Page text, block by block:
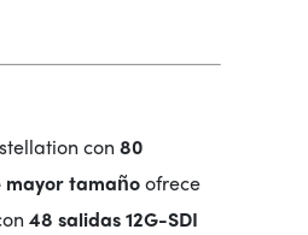
con 80
mayor tamañoofrece
48 salidas 12G-SDI